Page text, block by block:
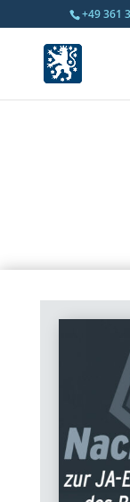
+49 361